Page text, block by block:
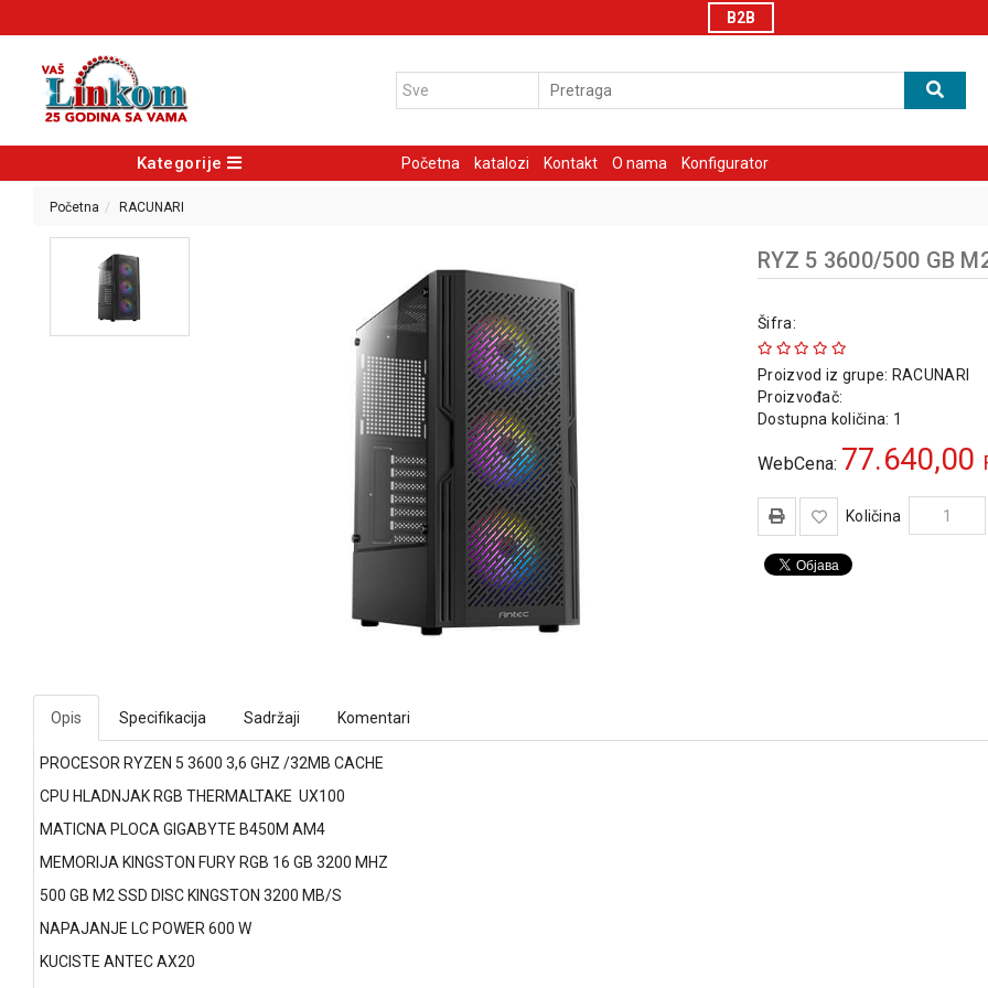
B2B
Kategorije Početna katalozi Kontakt O nama Konfigurator
Početna RACUNARI
RYZ 5 3600/500 GB
Šifra:
Proizvod iz grupe: RACUNARI
Proizvođač:
Dostupna količina: 1
WebCena: 77.640,00
Količina
Opis Specifikacija Sadržaji Komentari
PROCESOR RYZEN 5 3600 3,6 GHZ /32MB CACHE
CPU HLADNJAK RGB THERMALTAKE UX100
MATICNA PLOCA GIGABYTE B450M AM4
MEMORIJA KINGSTON FURY RGB 16 GB 3200 MHZ
500 GB M2 SSD DISC KINGSTON 3200 MB/S
NAPAJANJE LC POWER 600 W
KUCISTE ANTEC AX20